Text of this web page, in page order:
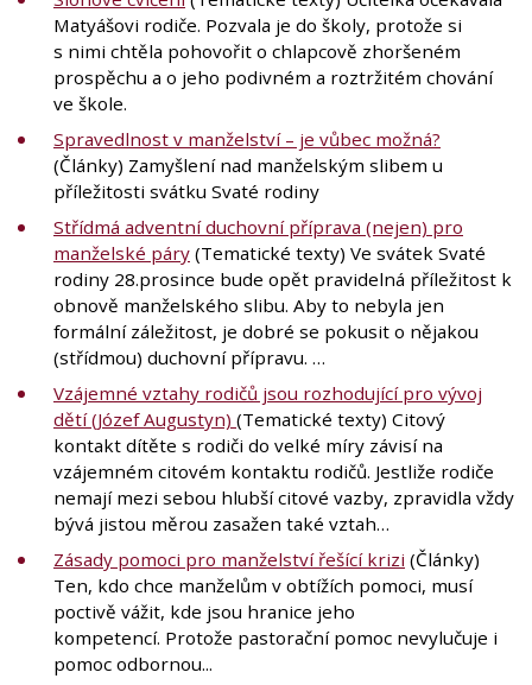
Matyášovi rodiče. Pozvala je do školy, protože si
s nimi chtěla pohovořit o chlapcově zhoršeném
prospěchu a o jeho podivném a roztržitém chování
ve škole.
Spravedlnost v manželství – je vůbec možná?
(Články) Zamyšlení nad manželským slibem u
příležitosti svátku Svaté rodiny
Střídmá adventní duchovní příprava (nejen) pro
manželské páry (Tematické texty) Ve svátek Svaté
rodiny 28.prosince bude opět pravidelná příležitost k
obnově manželského slibu. Aby to nebyla jen
formální záležitost, je dobré se pokusit o nějakou
(střídmou) duchovní přípravu. …
Vzájemné vztahy rodičů jsou rozhodující pro vývoj
dětí (Józef Augustyn) (Tematické texty) Citový
kontakt dítěte s rodiči do velké míry závisí na
vzájemném citovém kontaktu rodičů. Jestliže rodiče
nemají mezi sebou hlubší citové vazby, zpravidla vždy
bývá jistou měrou zasažen také vztah…
Zásady pomoci pro manželství řešící krizi (Články)
Ten, kdo chce manželům v obtížích pomoci, musí
poctivě vážit, kde jsou hranice jeho
kompetencí. Protože pastorační pomoc nevylučuje i
pomoc odbornou...